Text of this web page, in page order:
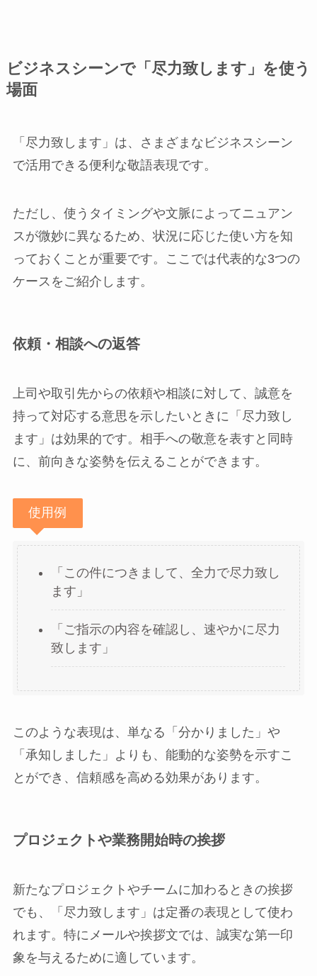
ビジネスシーンで「尽力致します」を使う
場面
「尽力致します」は、さまざまなビジネスシーン
で活用できる便利な敬語表現です。
ただし、使うタイミングや文脈によってニュアン
スが微妙に異なるため、状況に応じた使い方を知
っておくことが重要です。ここでは代表的な3つの
ケースをご紹介します。
依頼・相談への返答
上司や取引先からの依頼や相談に対して、誠意を
持って対応する意思を示したいときに「尽力致し
ます」は効果的です。相手への敬意を表すと同時
に、前向きな姿勢を伝えることができます。
使用例
「この件につきまして、全力で尽力致し
ます」
「ご指示の内容を確認し、速やかに尽力
致します」
このような表現は、単なる「分かりました」や
「承知しました」よりも、能動的な姿勢を示すこ
とができ、信頼感を高める効果があります。
プロジェクトや業務開始時の挨拶
新たなプロジェクトやチームに加わるときの挨拶
でも、「尽力致します」は定番の表現として使わ
れます。特にメールや挨拶文では、誠実な第一印
象を与えるために適しています。